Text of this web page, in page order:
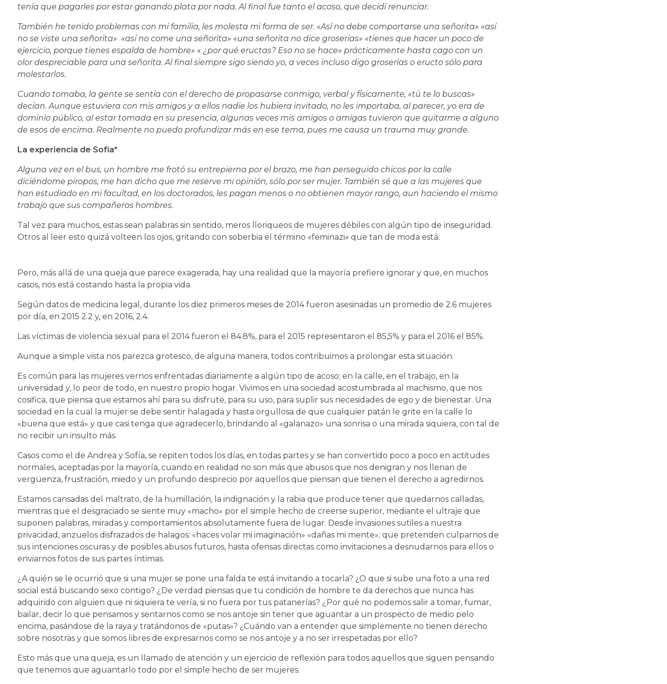
tenía que pagarles por estar ganando plata por nada. Al final fue tanto el acoso, que decidí renunciar.
También he tenido problemas con mi familia, les molesta mi forma de ser. «Así no debe comportarse una señorita» «así
no se viste una señorita» «así no come una señorita» «una señorita no dice groserías» «tienes que hacer un poco de
ejercicio, porque tienes espalda de hombre» « ¿por qué eructas? Eso no se hace» prácticamente hasta cago con un
olor despreciable para una señorita. Al final siempre sigo siendo yo, a veces incluso digo groserías o eructo sólo para
molestarlos.
Cuando tomaba, la gente se sentía con el derecho de propasarse conmigo, verbal y físicamente, «tú te lo buscas»
decían. Aunque estuviera con mis amigos y a ellos nadie los hubiera invitado, no les importaba, al parecer, yo era de
dominio público, al estar tomada en su presencia, algunas veces mis amigos o amigas tuvieron que quitarme a alguno
de esos de encima. Realmente no puedo profundizar más en ese tema, pues me causa un trauma muy grande.
La experiencia de Sofía*
Alguna vez en el bus, un hombre me frotó su entrepierna por el brazo, me han perseguido chicos por la calle
diciéndome piropos, me han dicho que me reserve mi opinión, sólo por ser mujer. También sé que a las mujeres que
han estudiado en mi facultad, en los doctorados, les pagan menos o no obtienen mayor rango, aun haciendo el mismo
trabajo que sus compañeros hombres.
Tal vez para muchos, estas sean palabras sin sentido, meros lloriqueos de mujeres débiles con algún tipo de inseguridad.
Otros al leer esto quizá volteen los ojos, gritando con soberbia el término «feminazi» que tan de moda está.
Pero, más allá de una queja que parece exagerada, hay una realidad que la mayoría prefiere ignorar y que, en muchos
casos, nos está costando hasta la propia vida.
Según datos de medicina legal, durante los diez primeros meses de 2014 fueron asesinadas un promedio de 2.6 mujeres
por día, en 2015 2.2 y, en 2016, 2.4.
Las víctimas de violencia sexual para el 2014 fueron el 84.8%, para el 2015 representaron el 85,5% y para el 2016 el 85%.
Aunque a simple vista nos parezca grotesco, de alguna manera, todos contribuimos a prolongar esta situación.
Es común para las mujeres vernos enfrentadas diariamente a algún tipo de acoso; en la calle, en el trabajo, en la
universidad y, lo peor de todo, en nuestro propio hogar. Vivimos en una sociedad acostumbrada al machismo, que nos
cosifica, que piensa que estamos ahí para su disfrute, para su uso, para suplir sus necesidades de ego y de bienestar. Una
sociedad en la cual la mujer se debe sentir halagada y hasta orgullosa de que cualquier patán le grite en la calle lo
«buena que está» y que casi tenga que agradecerlo, brindando al «galanazo» una sonrisa o una mirada siquiera, con tal de
no recibir un insulto más.
Casos como el de Andrea y Sofía, se repiten todos los días, en todas partes y se han convertido poco a poco en actitudes
normales, aceptadas por la mayoría, cuando en realidad no son más que abusos que nos denigran y nos llenan de
vergüenza, frustración, miedo y un profundo desprecio por aquellos que piensan que tienen el derecho a agredirnos.
Estamos cansadas del maltrato, de la humillación, la indignación y la rabia que produce tener que quedarnos calladas,
mientras que el desgraciado se siente muy «macho» por el simple hecho de creerse superior, mediante el ultraje que
suponen palabras, miradas y comportamientos absolutamente fuera de lugar. Desde invasiones sutiles a nuestra
privacidad, anzuelos disfrazados de halagos: «haces volar mi imaginación» «dañas mi mente»; que pretenden culparnos de
sus intenciones oscuras y de posibles abusos futuros, hasta ofensas directas como invitaciones a desnudarnos para ellos o
enviarnos fotos de sus partes íntimas.
¿A quién se le ocurrió que si una mujer se pone una falda te está invitando a tocarla? ¿O que si sube una foto a una red
social está buscando sexo contigo? ¿De verdad piensas que tu condición de hombre te da derechos que nunca has
adquirido con alguien que ni siquiera te vería, si no fuera por tus patanerías? ¿Por qué no podemos salir a tomar, fumar,
bailar, decir lo que pensamos y sentarnos como se nos antoje sin tener que aguantar a un prospecto de medio pelo
encima, pasándose de la raya y tratándonos de «putas»? ¿Cuándo van a entender que simplemente no tienen derecho
sobre nosotras y que somos libres de expresarnos como se nos antoje y a no ser irrespetadas por ello?
Esto más que una queja, es un llamado de atención y un ejercicio de reflexión para todos aquellos que siguen pensando
que tenemos que aguantarlo todo por el simple hecho de ser mujeres.